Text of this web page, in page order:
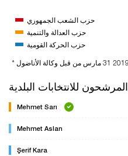
حزب الشعب الجمهوري
حزب العدالة والتنمية
حزب الحركة القومية
المرشحون للانتخابات البلدية
Mehmet Sarı
Mehmet Aslan
Şerif Kara